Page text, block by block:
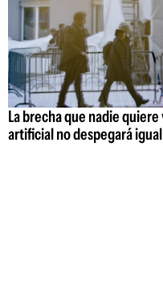
La brecha que nadie
artificial no despegará